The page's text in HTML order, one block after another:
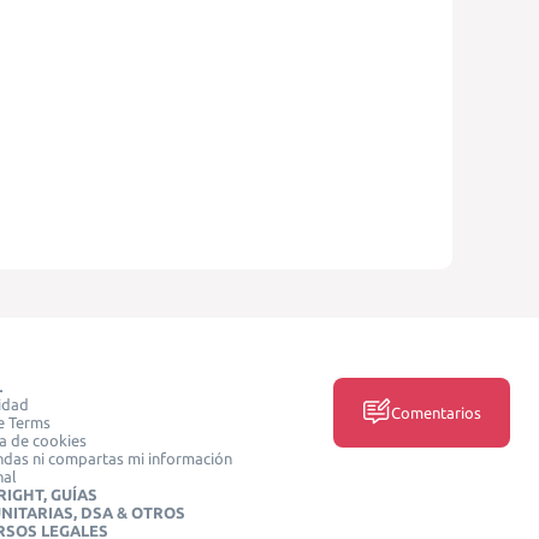
Terms
de cookies
ni compartas mi información
GUÍAS
DSA & OTROS
LEGALES
Comentarios